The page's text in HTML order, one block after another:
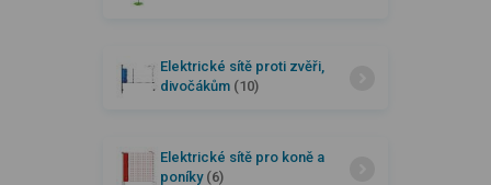
Elektrické sítě proti zvěři,
divočákům (10)
Elektrické sítě pro koně a
poníky (6)